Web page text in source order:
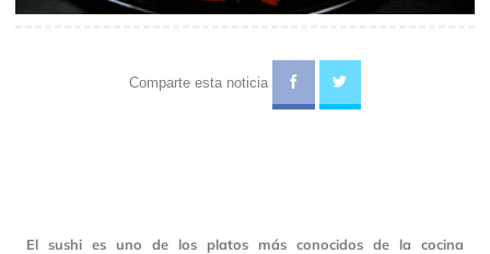
Comparte esta noticia
El sushi es uno de los platos más conocidos de la cocina